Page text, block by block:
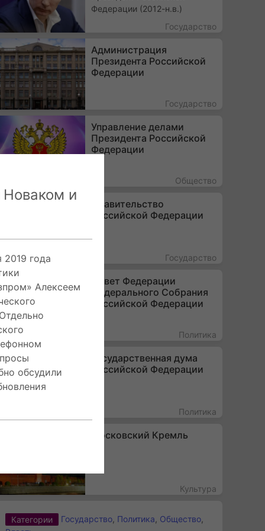
Федерации (2012-н.в.)
Государство
Администрация
Президента Российской
Федерации
Государство
Управление делами
Президента Российской
Федерации
Общество
Правительство
Российской Федерации
Государство
Совет Федерации
Федерального Собрания
Российской Федерации
Политика
Государственная дума
Российской Федерации
Политика
Московский Кремль
Культура
Категории Государство Политика Общество
Новаком и
года
Алексеем
обсудили